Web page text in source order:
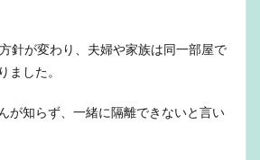
針が変わり、夫婦や家族は同一部屋で
ました。
が知らず、一緒に隔離できないと言い